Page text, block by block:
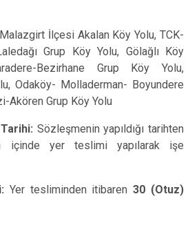
Malazgirt İlçesi Akalan Köy Yolu, TCK-
Laledağı Grup Köy Yolu, Gölağlı Köy
Bezirhane Grup Köy Yolu,
Odaköy- Molladerman- Boyundere
Akören Grup Köy Yolu
Sözleşmenin yapıldığı tarihten
içinde yer teslimi yapılarak işe
Yer tesliminden itibaren30 (Otuz)